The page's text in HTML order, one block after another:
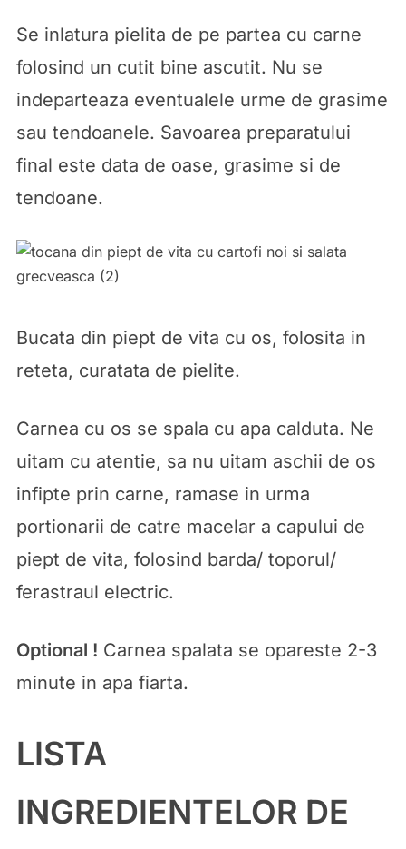
Se inlatura pielita de pe partea cu carne
folosind un cutit bine ascutit. Nu se
indeparteaza eventualele urme de grasime
sau tendoanele. Savoarea preparatului
final este data de oase, grasime si de
tendoane.
Bucata din piept de vita cu os, folosita in
reteta, curatata de pielite.
Carnea cu os se spala cu apa calduta. Ne
uitam cu atentie, sa nu uitam aschii de os
infipte prin carne, ramase in urma
portionarii de catre macelar a capului de
piept de vita, folosind barda/ toporul/
ferastraul electric.
Optional ! Carnea spalata se opareste 2-3
minute in apa fiarta.
LISTA
INGREDIENTELOR DE